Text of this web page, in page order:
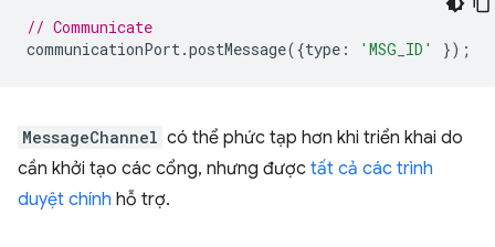
// Communicate
communicationPort.postMessage({type : 'MSG_ID' });
MessageChannel có thể phức tạp hơn khi triển khai do
cần khởi tạo các cổng, nhưng được tất cả các trình
duyệt chính hỗ trợ.